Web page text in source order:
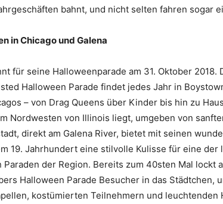
bahnt, und nicht selten fahren sogar
in Chicago und Galena
für seine Halloweenparade am 31. Oktober 2018.
Halloween Parade findet jedes Jahr in
– von Drag Queens über Kinder bis hin zu
Nordwesten von Illinois liegt, umgeben von
direkt am Galena River, bietet mit seinen
19. Jahrhundert eine stilvolle Kulisse für eine der
der Region. Bereits zum 40sten Mal lockt
Halloween Parade Besucher in das Städtchen,
kostümierten Teilnehmern und leuchtenden